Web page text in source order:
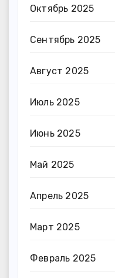
Октябрь 2025
Сентябрь 2025
Август 2025
Июль 2025
Июнь 2025
Май 2025
Апрель 2025
Март 2025
Февраль 2025